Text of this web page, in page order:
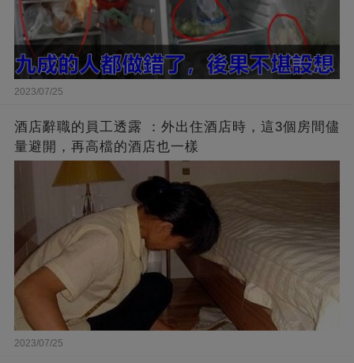
2023/07/25
酒店辭職的員工透露 ：外出住酒店時，這3個房間儘
量避開，再高檔的酒店也一樣
2023/07/25